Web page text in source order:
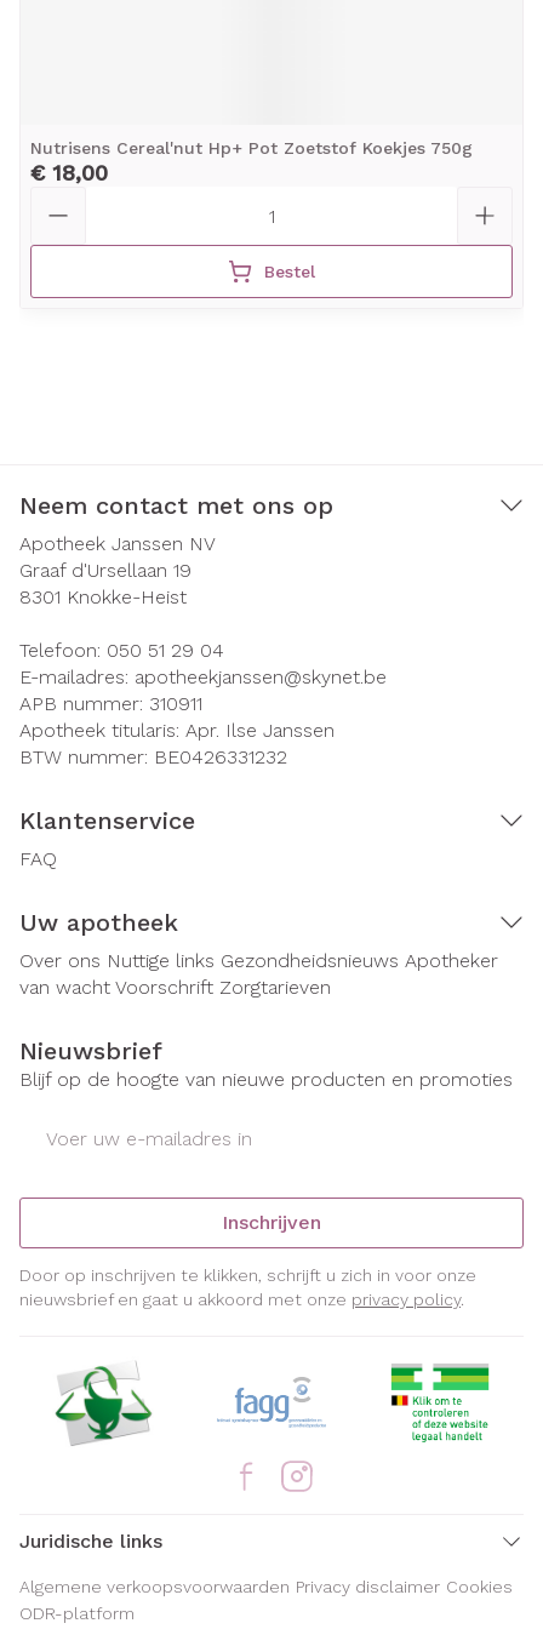
Nutrisens Cereal'nut Hp+ Pot Zoetstof Koekjes 750g
€ 18,00
Bestel
Neem contact met ons op
Apotheek Janssen NV
Graaf d'Ursellaan 19
8301 Knokke-Heist
Telefoon: 050 51 29 04
E-mailadres: apotheekjanssen@skynet.be
APB nummer: 310911
Apotheek titularis: Apr. Ilse Janssen
BTW nummer: BE0426331232
Klantenservice
FAQ
Uw apotheek
Over ons Nuttige links Gezondheidsnieuws Apotheker
van wacht Voorschrift Zorgtarieven
Nieuwsbrief
Blijf op de hoogte van nieuwe producten en promoties
Inschrijven
Door op inschrijven te klikken, schrijft u zich in voor onze
nieuwsbrief en gaat u akkoord met onze privacy policy.
Juridische links
Algemene verkoopsvoorwaarden Privacy disclaimer Cookies
ODR-platform